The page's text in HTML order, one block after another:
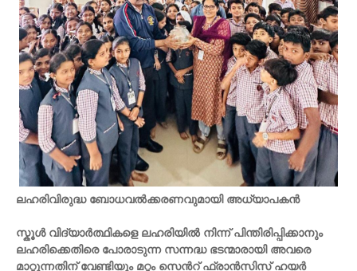
ലഹരിവിരുദ്ധ ബോധവൽക്കരണവുമായി അധ്യാപകൻ
സ്കൂൾ വിദ്യാർത്ഥികളെ ലഹരിയിൽ നിന്ന് പിന്തിരിപ്പിക്കാനും
ലഹരിക്കെതിരെ പോരാടുന്ന സന്നദ്ധ ഭടന്മാരായി അവരെ
മാറ്റുന്നതിന് വേണ്ടിയും മറ്റം സെൻറ് ഫ്രാൻസിസ് ഹയർ